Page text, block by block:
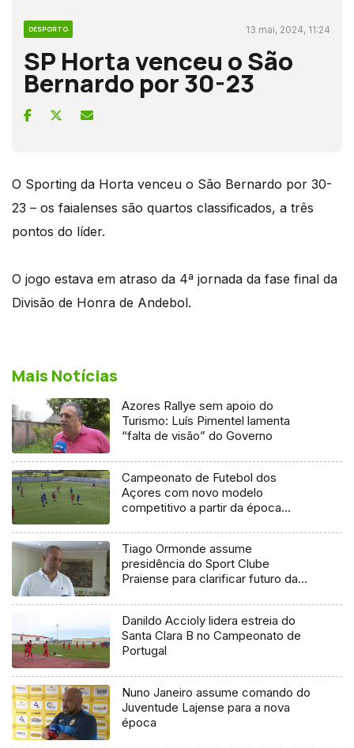
DESPORTO 13 mai, 2024, 11:24
SP Horta venceu o São
Bernardo por 30-23
O Sporting da Horta venceu o São Bernardo por 30-
23 – os faialenses são quartos classificados, a três
pontos do líder.
O jogo estava em atraso da 4ª jornada da fase final da
Divisão de Honra de Andebol.
Mais Notícias
Azores Rallye sem apoio do
Turismo: Luís Pimentel lamenta
“falta de visão” do Governo
Campeonato de Futebol dos
Açores com novo modelo
competitivo a partir da época
Tiago Ormonde assume
presidência do Sport Clube
Praiense para clarificar futuro da
Danildo Accioly lidera estreia do
Santa Clara B no Campeonato de
Portugal
Nuno Janeiro assume comando do
Juventude Lajense para a nova
época